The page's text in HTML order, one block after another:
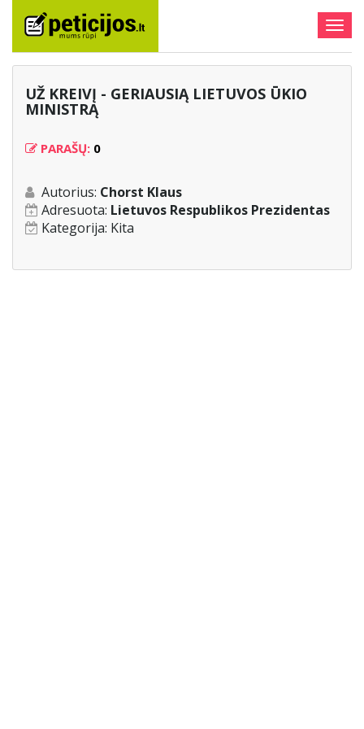
UŽ KREIVĮ - GERIAUSIĄ LIETUVOS ŪKIO
MINISTRĄ
PARAŠŲ: 0
Autorius: Chorst Klaus
Adresuota: Lietuvos Respublikos Prezidentas
Kategorija: Kita